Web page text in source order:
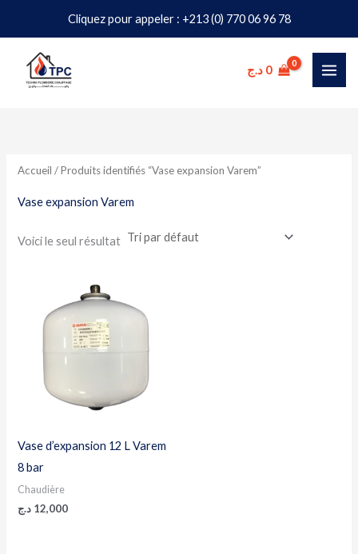
Cliquez pour appeler : +213 (0) 770 06 96 78
contenu
0 د.ج
Accueil / Produits identifiés “Vase expansion Varem”
Vase expansion Varem
Voici le seul résultat
Vase d’expansion 12 L Varem
8 bar
Chaudière
12,000 د.ج